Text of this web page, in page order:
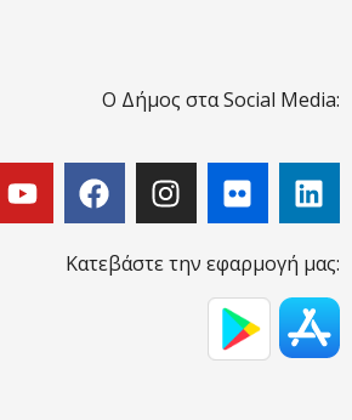
Ο Δήμος στα Social Media:
Κατεβάστε την εφαρμογή μας: